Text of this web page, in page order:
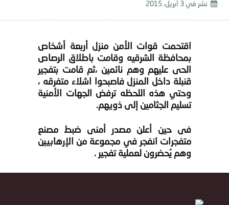
نشر في 3 أبريل، 2015
اقتحمت قوات الأمن منزل أربعة أشخاص
بمحافظة الشرقيه وقامت باطلاق الرصاص
الحى عليهم وهم نائمين ،ثم قامت بتفجير
قنبلة داخل المنزل فاصبحوا اشلاء متفرقه ،
وحتي هذه اللحظه ترفض الجهات الأمنية
تسليم الجثامين إلى ذويهم.
فى حين أعلن مصدر أمنى ضبط مصنع
متفجرات انفجر في مجموعة من الإرهابيين
وهم يُحضرون لعملية تفجير .